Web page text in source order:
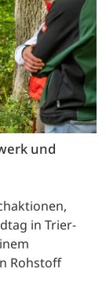
und
in Trier-
Rohstoff